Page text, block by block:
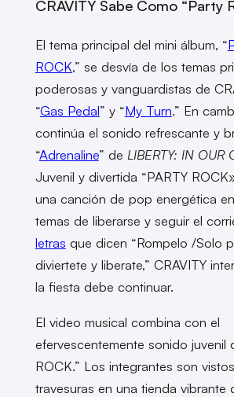
CRAVITY Sabe Como “Party
El tema principal del mini álbum, “
ROCK,” se desvía de los temas
poderosas y vanguardistas de
“Gas Pedal” y “My Turn.” En
continúa el sonido refrescante y
“Adrenaline” de LIBERTY: IN OUR
Juvenil y divertida “PARTY
una canción de pop energética
temas de liberarse y seguir el
letras que dicen “Rompelo /Solo
diviertete y liberate,” CRAVITY
la fiesta debe continuar.
El video musical combina con el
efervescentemente sonido juvenil
ROCK.” Los integrantes son
travesuras en una tienda vibrante